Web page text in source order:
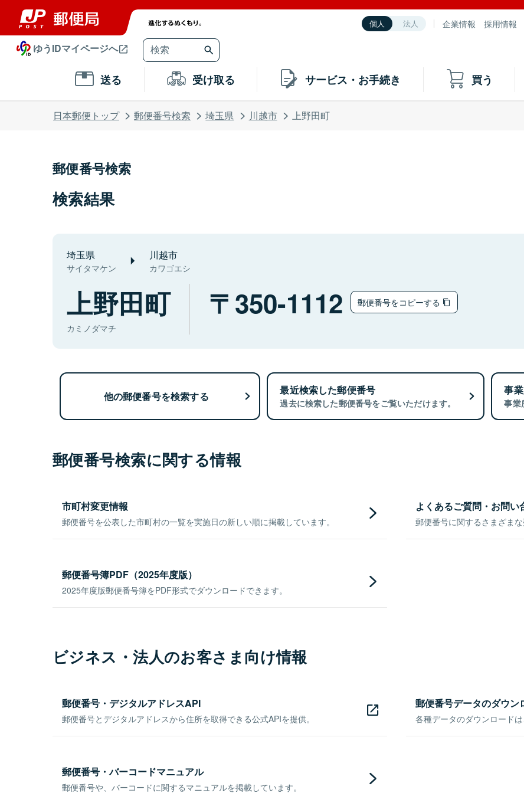
個人 法人 企業情報 採用情報
ゆうIDマイページへ
送る 受け取る サービス・お手続き 買う
日本郵便トップ 郵便番号検索 埼玉県 川越市 上野田町
郵便番号検索
検索結果
埼玉県
サイタマケン
川越市
カワゴエシ
上野田町
カミノダマチ
350-1112 郵便番号をコピーする
他の郵便番号を検索する 最近検索した郵便番号
過去に検索した郵便番号をご覧いただけます。
事
事業
郵便番号検索に関する情報
市町村変更情報
郵便番号を公表した市町村の一覧を実施日の新しい順に掲載しています。
よくあるご質問・お問い
郵便番号に関するさまざまな
郵便番号簿PDF（2025年度版）
2025年度版郵便番号簿をPDF形式でダウンロードできます。
ビジネス・法人のお客さま向け情報
郵便番号・デジタルアドレスAPI
郵便番号とデジタルアドレスから住所を取得できる公式APIを提供。
郵便番号データのダウン
各種データのダウンロード
郵便番号・バーコードマニュアル
郵便番号や、バーコードに関するマニュアルを掲載しています。